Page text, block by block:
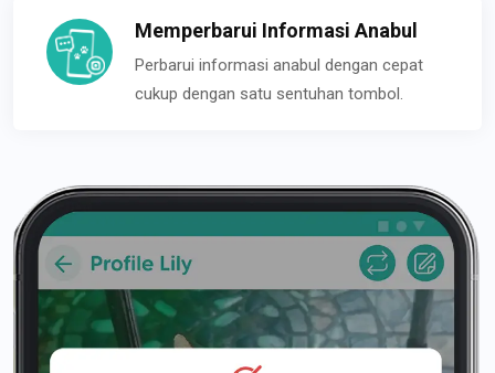
Memperbarui Informasi Anabul
Perbarui informasi anabul dengan cepat
cukup dengan satu sentuhan tombol.